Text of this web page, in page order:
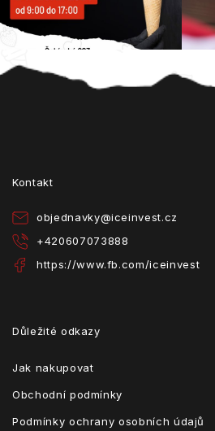
Kontakt
objednavky@iceinvest.cz
+420607073888
https://www.fb.com/iceinvest
Důležité odkazy
Jak nakupovat
Obchodní podmínky
Podmínky ochrany osobních údajů